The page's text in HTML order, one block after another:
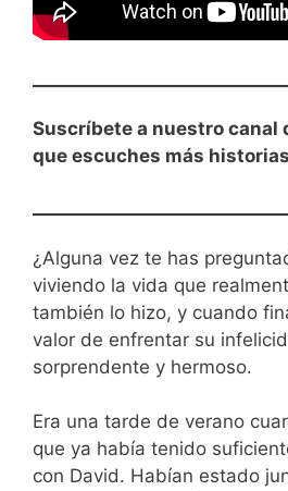
Suscríbete a nuestro canal
que escuches más
¿Alguna vez te has
viviendo la vida que
también lo hizo, y cuando
valor de enfrentar su
sorprendente y hermoso.
Era una tarde de verano
que ya había tenido
con David. Habían estado